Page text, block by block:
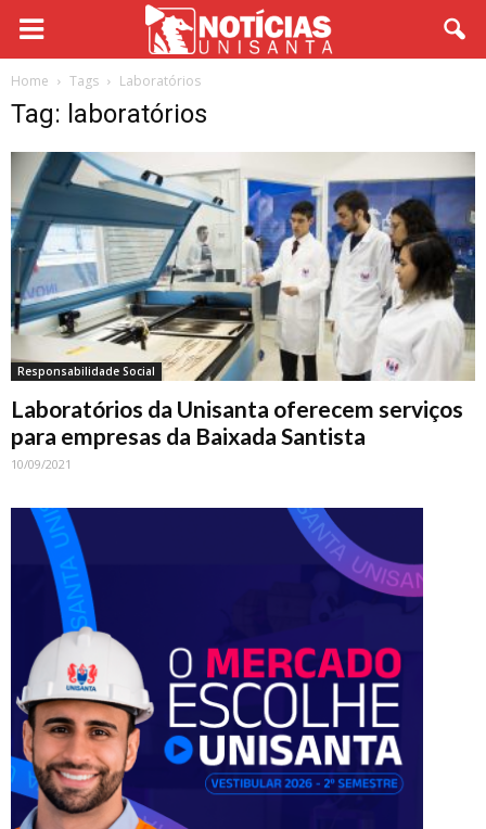
Home Tags Laboratórios
Tag: laboratórios
Responsabilidade Social
Laboratórios da Unisanta oferecem serviços
para empresas da Baixada Santista
10/09/2021